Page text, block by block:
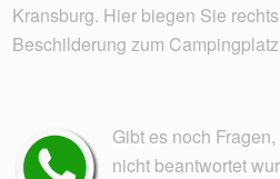
Kransburg. Hier biegen Sie
Beschilderung zum
Gibt es noch
nicht beantwortet